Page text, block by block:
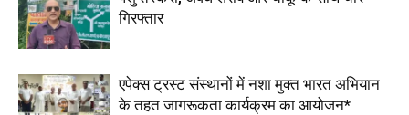
गिरफ्तार
एपेक्स ट्रस्ट संस्थानों में नशा मुक्त भारत अभियान
के तहत जागरूकता कार्यक्रम का आयोजन*